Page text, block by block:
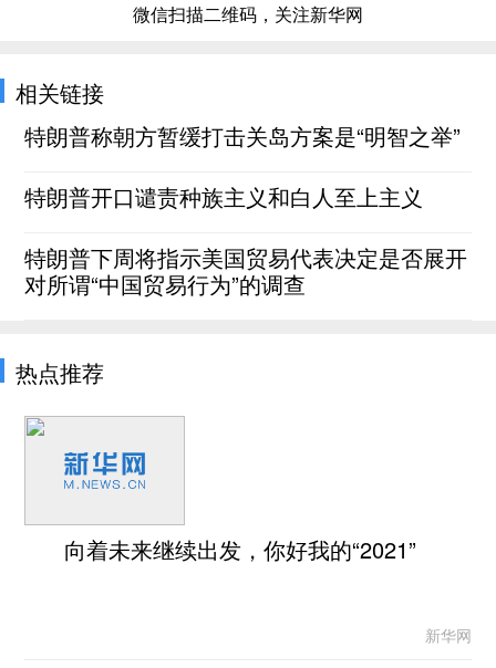
微信扫描二维码，关注新华网
相关链接
特朗普称朝方暂缓打击关岛方案是“明智之举”
特朗普开口谴责种族主义和白人至上主义
特朗普下周将指示美国贸易代表决定是否展开
对所谓“中国贸易行为”的调查
热点推荐
向着未来继续出发，你好我的“2021”
新华网